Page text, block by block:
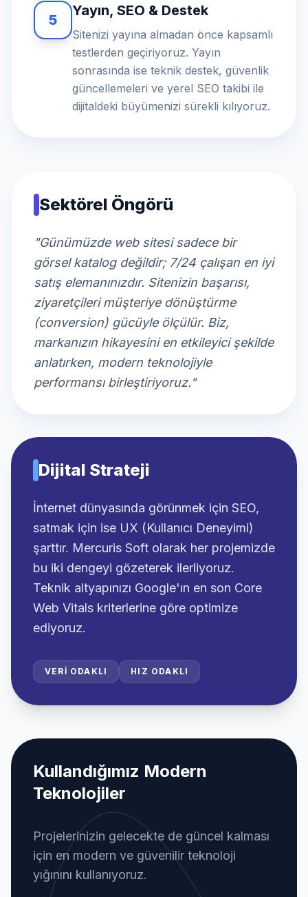
5
Yayın, SEO & Destek
Sitenizi yayına almadan önce kapsamlı
testlerden geçiriyoruz. Yayın
sonrasında ise teknik destek, güvenlik
güncellemeleri ve yerel SEO takibi ile
dijitaldeki büyümenizi sürekli kılıyoruz.
Sektörel Öngörü
"Günümüzde web sitesi sadece bir
görsel katalog değildir; 7/24 çalışan en iyi
satış elemanınızdır. Sitenizin başarısı,
ziyaretçileri müşteriye dönüştürme
(conversion) gücüyle ölçülür. Biz,
markanızın hikayesini en etkileyici şekilde
anlatırken, modern teknolojiyle
performansı birleştiriyoruz."
Dijital Strateji
İnternet dünyasında görünmek için SEO,
satmak için ise UX (Kullanıcı Deneyimi)
şarttır. Mercuris Soft olarak her projemizde
bu iki dengeyi gözeterek ilerliyoruz.
Teknik altyapınızı Google'ın en son Core
Web Vitals kriterlerine göre optimize
ediyoruz.
VERI ODAKLI HIZ ODAKLI
Kullandığımız Modern
Teknolojiler
Projelerinizin gelecekte de güncel kalması
için en modern ve güvenilir teknoloji
yığınını kullanıyoruz.